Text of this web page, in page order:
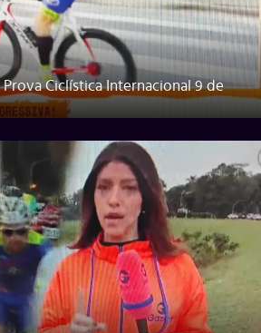
Ciclística Internacional 9 de